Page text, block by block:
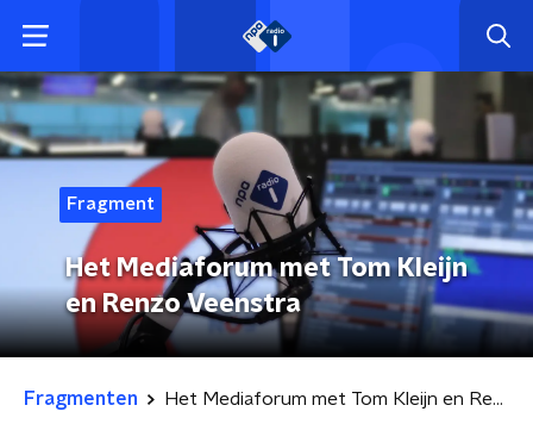
Fragment
Het Mediaforum met Tom Kleijn
en Renzo Veenstra
Fragmenten Het Mediaforum met Tom Kleijn en Renzo Veenstra